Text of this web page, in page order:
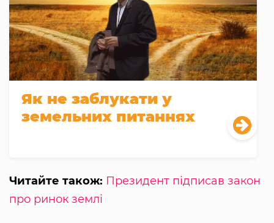
Як не заблукати у
земельних питаннях
Читайте також: Президент підписав закон
про ринок землі